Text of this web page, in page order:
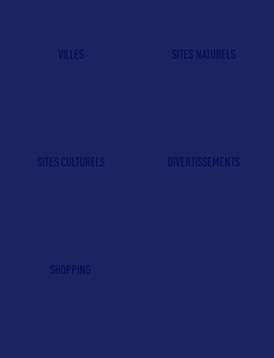
VILLES SITES NATURELS
SITES CULTURELS DIVERTISSEMENTS
SHOPPING